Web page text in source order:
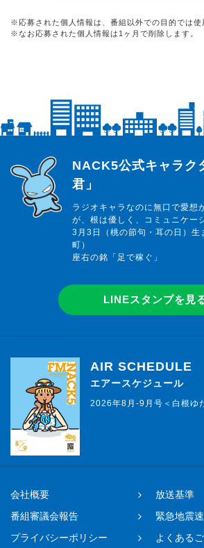
※応募された個人情報は、番組以外での目的では使
※なお応募された個人情報は1ヶ月で削除します。
らじっと君
NACK5公式キャラク
君」
ラジオキャラなのに無口で愛想
が、根は優しく、コミュニケー
3月3日（桃の節句・耳の日）生
町）
座右の銘「足で稼ぐ」
LINEスタンプを見
AIR SCHEDULE
エアースケジュール
2026年8月-9月号＜白根ゆ
会社概要
放送基準
番組審議会報告
緊急地震
プライバシーポリシー
よくある